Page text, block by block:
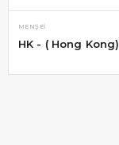
MENŞEI
HK - ( Hong Kong)